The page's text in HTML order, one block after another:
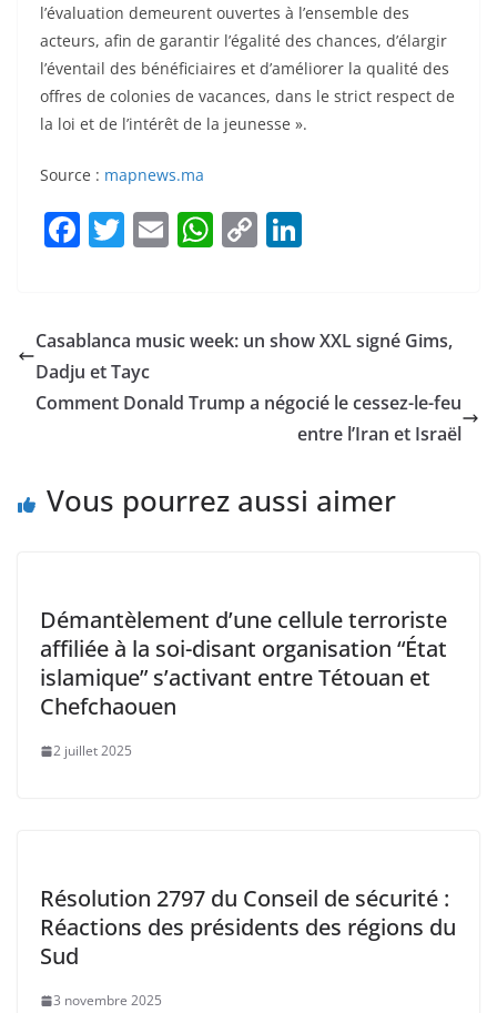
l’évaluation demeurent ouvertes à l’ensemble des
acteurs, afin de garantir l’égalité des chances, d’élargir
l’éventail des bénéficiaires et d’améliorer la qualité des
offres de colonies de vacances, dans le strict respect de
la loi et de l’intérêt de la jeunesse ».
Source : mapnews.ma
F
e
b
o
T
er
E
l
W
s
p
C
y
n
e
n
Casablanca music week: un show XXL signé Gims,
Dadju et Tayc
Comment Donald Trump a négocié le cessez-le-feu
entre l’Iran et Israël
Vous pourrez aussi aimer
Démantèlement d’une cellule terroriste
affiliée à la soi-disant organisation “État
islamique” s’activant entre Tétouan et
Chefchaouen
2 juillet 2025
Résolution 2797 du Conseil de sécurité :
Réactions des présidents des régions du
Sud
3 novembre 2025